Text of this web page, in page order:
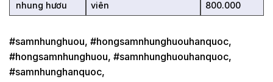
nhung hươu
viên
800.000
#samnhunghuou, #hongsamnhunghuouhanquoc,
#hongsamnhunghuou, #samnhunghuouhanquoc,
#samnhunghanquoc,